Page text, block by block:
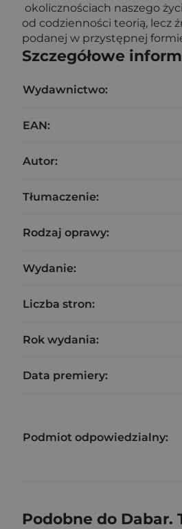
okolicznościach naszego
od codzienności teorią, lecz
podanej w przystępnej
Szczegółowe
Wydawnictwo:
EAN:
Autor:
Tłumaczenie:
Rodzaj oprawy:
Wydanie:
Liczba stron:
Rok wydania:
Data premiery:
Podmiot odpowiedzialny:
Podobne do Dabar.